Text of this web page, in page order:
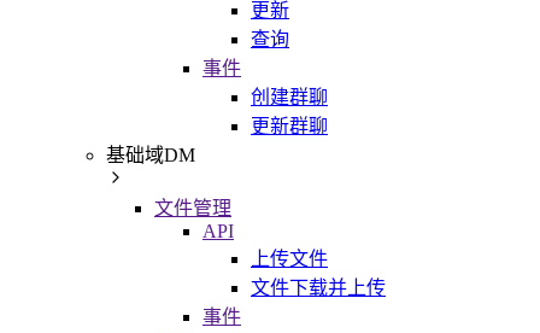
更新
查询
事件
创建群聊
更新群聊
基础域DM
文件管理
API
上传文件
文件下载并上传
事件